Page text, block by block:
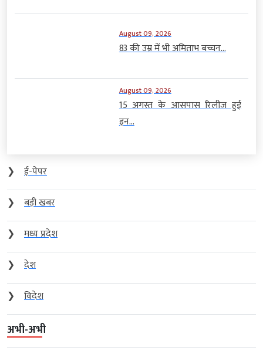
August 09, 2026
83 की उम्र में भी अमिताभ बच्चन...
August 09, 2026
15 अगस्त के आसपास रिलीज हुई
इन...
❯
ई-पेपर
❯
बड़ी खबर
❯
मध्य प्रदेश
❯
देश
❯
विदेश
अभी-अभी